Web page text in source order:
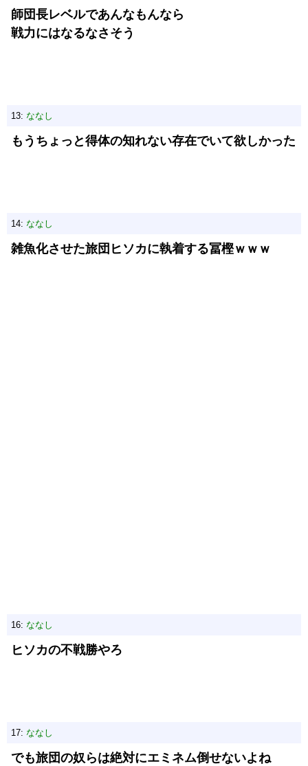
師団長レベルであんなもんなら
戦力にはなるなさそう
13: ななし
もうちょっと得体の知れない存在でいて欲しかった
14: ななし
雑魚化させた旅団ヒソカに執着する冨樫ｗｗｗ
16: ななし
ヒソカの不戦勝やろ
17: ななし
でも旅団の奴らは絶対にエミネム倒せないよね